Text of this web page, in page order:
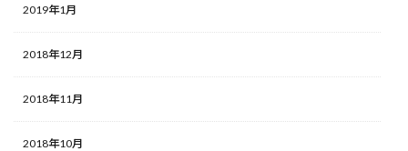
2019年1月
2018年12月
2018年11月
2018年10月